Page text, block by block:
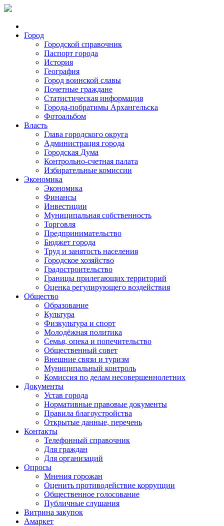
Город
Городской справочник
Паспорт города
История
География
Город воинской славы
Почетные граждане
Статистическая информация
Города-побратимы Архангельска
Фотоальбом
Власть
Глава городского округа
Администрация города
Городская Дума
Контрольно-счетная палата
Избирательные комиссии
Экономика
Экономика
Финансы
Инвестиции
Муниципальная собственность
Торговля
Предпринимательство
Бюджет города
Труд и занятость населения
Городское хозяйство
Градостроительство
Границы прилегающих территорий
Оценка регулирующего воздействия
Общество
Образование
Культура
Физкультура и спорт
Молодёжная политика
Семья, опека и попечительство
Общественный совет
Внешние связи и туризм
Муниципальный контроль
Комиссия по делам несовершеннолетних
Документы
Устав города
Нормативные правовые документы
Правила благоустройства
Открытые данные, перечень
Контакты
Телефонный справочник
Для граждан
Для организаций
Опросы
Мнения горожан
Оценить противодействие коррупции
Общественное голосование
Публичные слушания
Витрина закупок
Амаркет